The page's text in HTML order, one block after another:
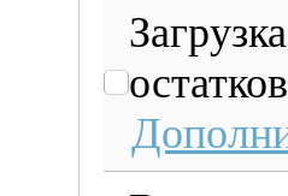
остатков